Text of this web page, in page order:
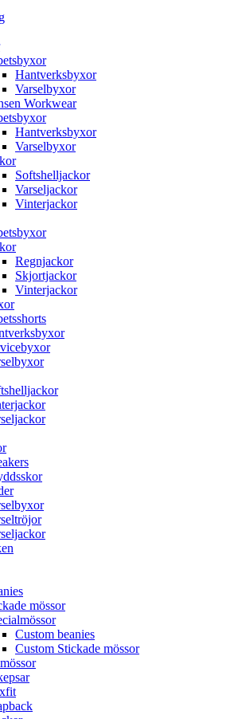
Hantverksbyxor
Varselbyxor
Workwear
Hantverksbyxor
Varselbyxor
Softshelljackor
Varseljackor
Vinterjackor
Regnjackor
Skjortjackor
Vinterjackor
mössor
Custom beanies
Custom Stickade mössor